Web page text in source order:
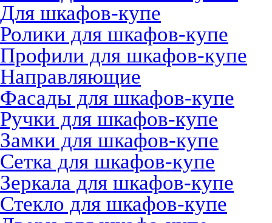
Для шкафов-купе
Ролики для шкафов-купе
Профили для шкафов-купе
Направляющие
Фасады для шкафов-купе
Ручки для шкафов-купе
Замки для шкафов-купе
Сетка для шкафов-купе
Зеркала для шкафов-купе
Стекло для шкафов-купе